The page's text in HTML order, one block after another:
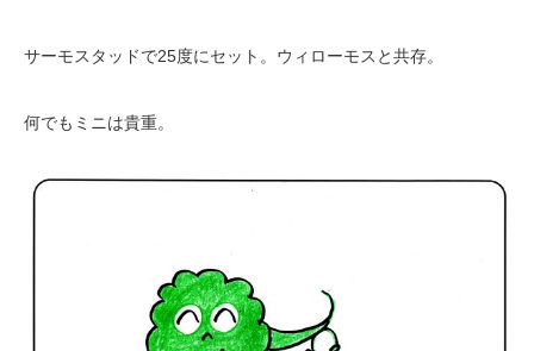
サーモスタッドで25度にセット。ウィローモスと共存。
何でもミニは貴重。